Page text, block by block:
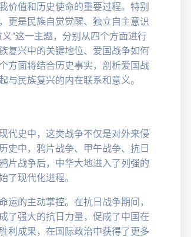
价值和历史使命的重要过程。特别
更是民族自觉觉醒、独立自主意识
”这一主题，分别从四个方面进行
复兴中的关键地位、爱国战争如何
方面将结合历史事实，剖析爱国战
民族复兴的内在联系和意义。
代史中，这类战争不仅是对外来侵
史中，鸦片战争、甲午战争、抗日
片战争后，中华大地进入了列强的
了现代化进程。
的主动掌控。在抗日战争期间，
了强大的抗日力量，促成了中国在
利成果，在国际政治中获得了更多